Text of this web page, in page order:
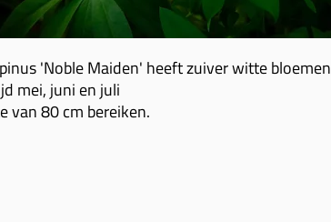
'Noble Maiden' heeft zuiver witte bloemen
mei, juni en juli
van 80 cm bereiken.